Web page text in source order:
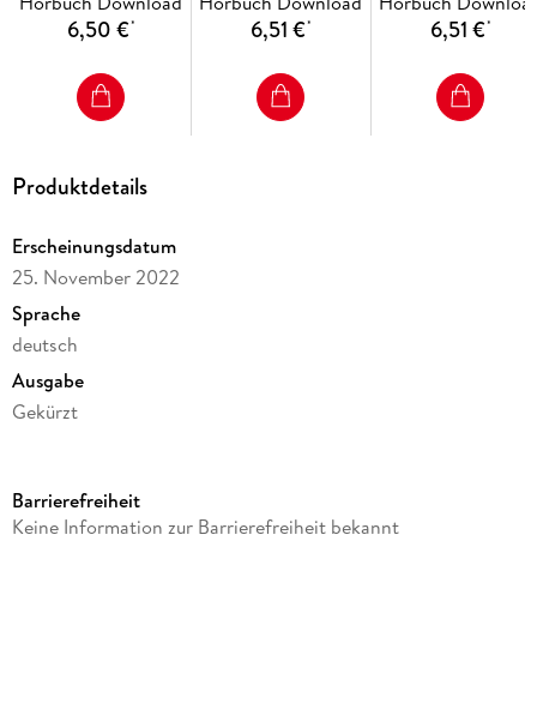
6,50 €* 6,51 €* 6,51 €*
Produktdetails
Erscheinungsdatum
25. November 2022
Sprache
deutsch
Ausgabe
Gekürzt
Laufzeit
Barrierefreiheit
Keine Information zur Barrierefreiheit bekannt